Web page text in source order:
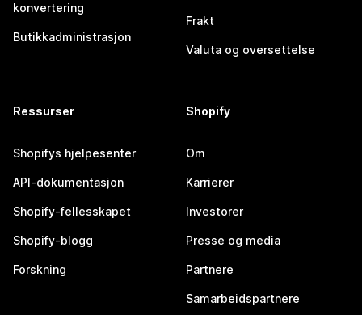
konvertering
Butikkadministrasjon
Frakt
Valuta og oversettelse
Ressurser
Shopifys hjelpesenter
API-dokumentasjon
Shopify-fellesskapet
Shopify-blogg
Forskning
Shopify
Om
Karrierer
Investorer
Presse og media
Partnere
Samarbeidspartnere